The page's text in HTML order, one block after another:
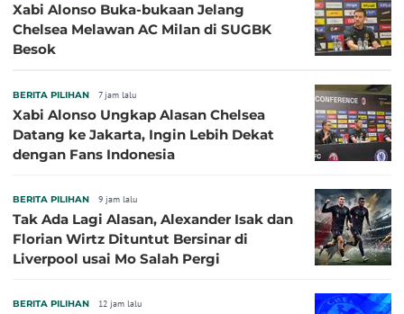
Xabi Alonso Buka-bukaan Jelang
Chelsea Melawan AC Milan di SUGBK
Besok
BERITA PILIHAN 7 jam lalu
Xabi Alonso Ungkap Alasan Chelsea
Datang ke Jakarta, Ingin Lebih Dekat
dengan Fans Indonesia
BERITA PILIHAN 9 jam lalu
Tak Ada Lagi Alasan, Alexander Isak dan
Florian Wirtz Dituntut Bersinar di
Liverpool usai Mo Salah Pergi
BERITA PILIHAN 12 jam lalu